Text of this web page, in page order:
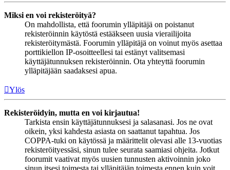
Miksi en voi rekisteröityä?
On mahdollista, että foorumin ylläpitäjä on poistanut
rekisteröinnin käytöstä estääkseen uusia vierailijoita
rekisteröitymästä. Foorumin ylläpitäjä on voinut myös asettaa
porttikiellon IP-osoitteellesi tai estänyt valitsemasi
käyttäjätunnuksen rekisteröinnin. Ota yhteyttä foorumin
ylläpitäjään saadaksesi apua.
Ylös
Rekisteröidyin, mutta en voi kirjautua!
Tarkista ensin käyttäjätunnuksesi ja salasanasi. Jos ne ovat
oikein, yksi kahdesta asiasta on saattanut tapahtua. Jos
COPPA-tuki on käytössä ja määrittelit olevasi alle 13-vuotias
rekisteröityessäsi, sinun tulee seurata saamiasi ohjeita. Jotkut
foorumit vaativat myös uusien tunnusten aktivoinnin joko
sinun itsesi toimesta tai ylläpitäjän toimesta ennen kuin voit